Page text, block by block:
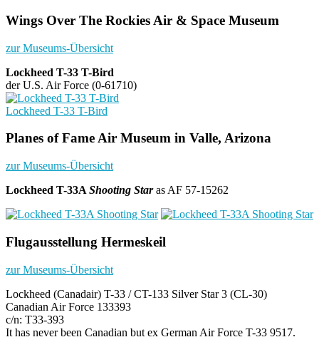
Wings Over The Rockies Air & Space Museum
zur Museums-Übersicht
Lockheed T-33 T-Bird
der U.S. Air Force (0-61710)
Lockheed T-33 T-Bird
Planes of Fame Air Museum in Valle, Arizona
zur Museums-Übersicht
Lockheed T-33A Shooting Staras AF 57-15262
Flugausstellung Hermeskeil
zur Museums-Übersicht
Lockheed (Canadair) T-33 / CT-133 Silver Star 3 (CL-30)
Canadian Air Force 133393
c/n: T33-393
It has never been Canadian but ex German Air Force T-33 9517.